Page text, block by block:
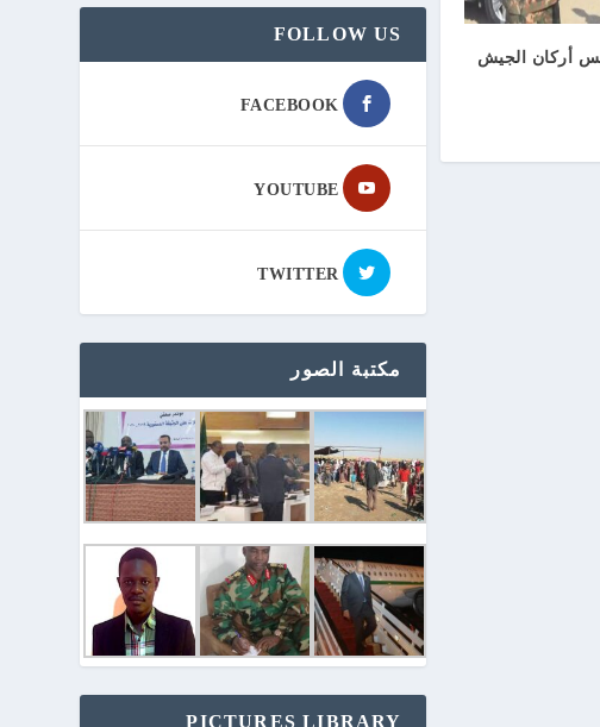
أركان الجيش
FOLLOW US
FACEBOOK
YOUTUBE
TWITTER
مكتبة الصور
PICTURES LIBRARY